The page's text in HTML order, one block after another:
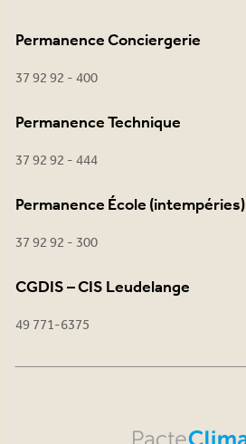
Permanence Conciergerie
37 92 92 - 400
Permanence Technique
37 92 92 - 444
Permanence École (intempéries)
37 92 92 - 300
CGDIS – CIS Leudelange
49 771-6375